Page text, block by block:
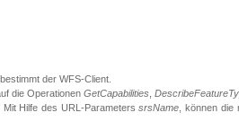
der WFS-Client.
die Operationen GetCapabilities
Mit Hilfe des URL-ParameterssrsName , können